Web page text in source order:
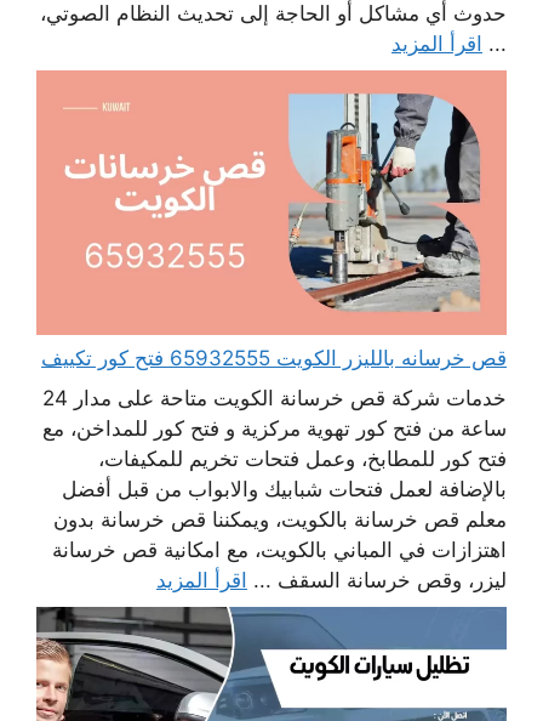
حدوث أي مشاكل أو الحاجة إلى تحديث النظام الصوتي،
... اقرأ المزيد
قص خرسانه بالليزر الكويت 65932555 فتح كور تكييف
خدمات شركة قص خرسانة الكويت متاحة على مدار 24
ساعة من فتح كور تهوية مركزية و فتح كور للمداخن، مع
فتح كور للمطابخ، وعمل فتحات تخريم للمكيفات،
بالإضافة لعمل فتحات شبابيك والابواب من قبل أفضل
معلم قص خرسانة بالكويت، ويمكننا قص خرسانة بدون
اهتزازات في المباني بالكويت، مع امكانية قص خرسانة
ليزر، وقص خرسانة السقف ... اقرأ المزيد